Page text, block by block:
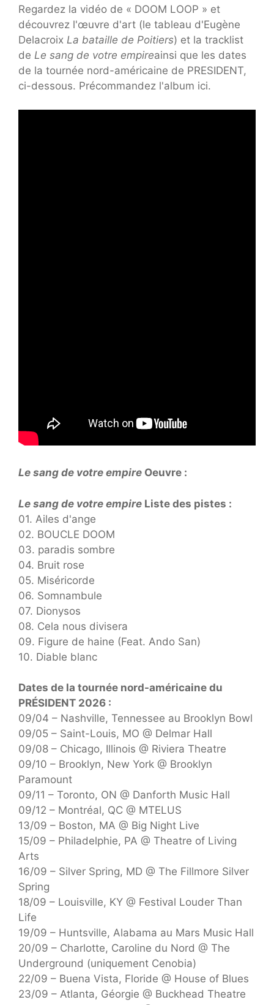
Regardez la vidéo de « DOOM LOOP » et
découvrez l'œuvre d'art (le tableau d'Eugène
Delacroix La bataille de Poitiers) et la tracklist
de Le sang de votre empireainsi que les dates
de la tournée nord-américaine de PRESIDENT,
ci-dessous. Précommandez l'album ici.
Le sang de votre empire Oeuvre :
Le sang de votre empire Liste des pistes :
01. Ailes d'ange
02. BOUCLE DOOM
03. paradis sombre
04. Bruit rose
05. Miséricorde
06. Somnambule
07. Dionysos
08. Cela nous divisera
09. Figure de haine (Feat. Ando San)
10. Diable blanc
Dates de la tournée nord-américaine du
PRÉSIDENT 2026 :
09/04 – Nashville, Tennessee au Brooklyn Bowl
09/05 – Saint-Louis, MO @ Delmar Hall
09/08 – Chicago, Illinois @ Riviera Theatre
09/10 – Brooklyn, New York @ Brooklyn
Paramount
09/11 – Toronto, ON @ Danforth Music Hall
09/12 – Montréal, QC @ MTELUS
13/09 – Boston, MA @ Big Night Live
15/09 – Philadelphie, PA @ Theatre of Living
Arts
16/09 – Silver Spring, MD @ The Fillmore Silver
Spring
18/09 – Louisville, KY @ Festival Louder Than
Life
19/09 – Huntsville, Alabama au Mars Music Hall
20/09 – Charlotte, Caroline du Nord @ The
Underground (uniquement Cenobia)
22/09 – Buena Vista, Floride @ House of Blues
23/09 – Atlanta, Géorgie @ Buckhead Theatre